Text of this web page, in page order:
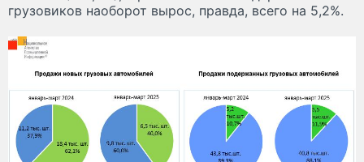
грузовиков наоборот вырос, правда, всего на 5,2%.